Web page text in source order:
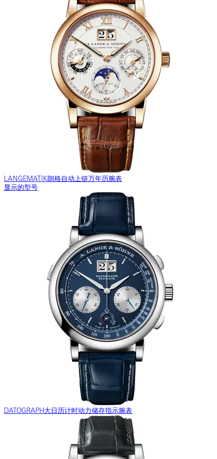
LANGEMATIK朗格自动上链万年历腕表
显示的型号
DATOGRAPH大日历计时动力储存指示腕表